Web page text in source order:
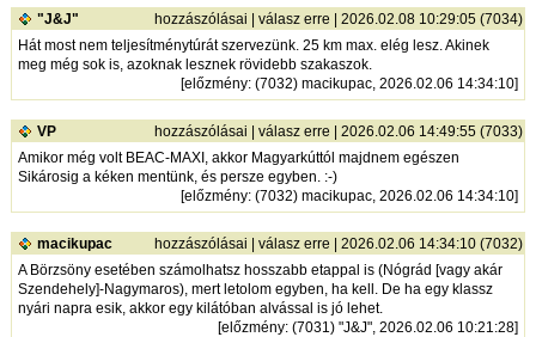
"J&J" hozzászólásai |válasz erre | 2026.02.08 10:29:05 (7034)
Hát most nem teljesítménytúrát szervezünk. 25 km max. elég lesz. Akinek
meg még sok is, azoknak lesznek rövidebb szakaszok.
[előzmény: (7032) macikupac, 2026.02.06 14:34:10]
VP hozzászólásai |válasz erre | 2026.02.06 14:49:55 (7033)
Amikor még volt BEAC-MAXI, akkor Magyarkúttól majdnem egészen
Sikárosig a kéken mentünk, és persze egyben. :-)
[előzmény: (7032) macikupac, 2026.02.06 14:34:10]
macikupac hozzászólásai |válasz erre | 2026.02.06 14:34:10 (7032)
A Börzsöny esetében számolhatsz hosszabb etappal is (Nógrád [vagy akár
Szendehely]-Nagymaros), mert letolom egyben, ha kell. De ha egy klassz
nyári napra esik, akkor egy kilátóban alvással is jó lehet.
[előzmény: (7031) "J&J", 2026.02.06 10:21:28]